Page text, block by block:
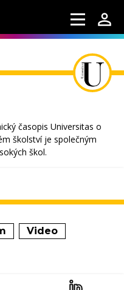
časopis Universitas o
školství je společným
škol.
Video